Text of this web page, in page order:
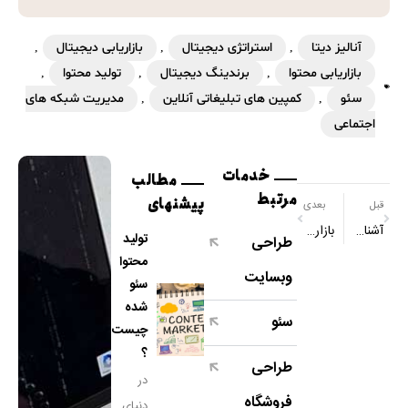
آنالیز دیتا , استراتژی دیجیتال , بازاریابی دیجیتال
,
بازاریابی محتوا
, برندینگ دیجیتال , تولید محتوا
,
سئو
, کمپین های تبلیغاتی آنلاین ,
مدیریت شبکه های
اجتماعی
قبل
آشنایی با ۲ نوع طراحی گرافیک
بعدی
بازاریابی دیجیتال یا بازاریابی سنتی؟
خدمات
مرتبط
طراحی
وبسایت
سئو
طراحی
مطالب
پیشنهای
تولید
محتوا
سئو
شده
چیست
؟
در